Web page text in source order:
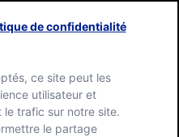
de confidentialité
ce site peut les
utilisateur et
le trafic sur notre site.
le partage